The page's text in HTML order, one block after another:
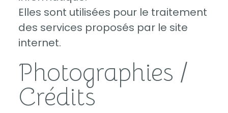
Elles sont utilisées pour le traitement
des services proposés par le site
internet.
Photographies /
Crédits